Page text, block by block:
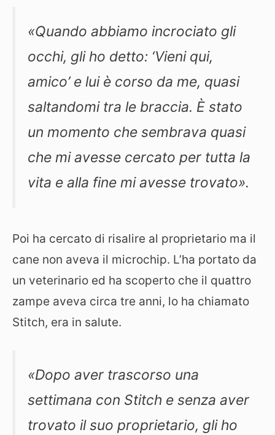
«Quando abbiamo incrociato gli
occhi, gli ho detto: ‘Vieni qui,
amico’ e lui è corso da me, quasi
saltandomi tra le braccia. È stato
un momento che sembrava quasi
che mi avesse cercato per tutta la
vita e alla fine mi avesse trovato».
Poi ha cercato di risalire al proprietario ma il
cane non aveva il microchip. L’ha portato da
un veterinario ed ha scoperto che il quattro
zampe aveva circa tre anni, lo ha chiamato
Stitch, era in salute.
«Dopo aver trascorso una
settimana con Stitch e senza aver
trovato il suo proprietario, gli ho